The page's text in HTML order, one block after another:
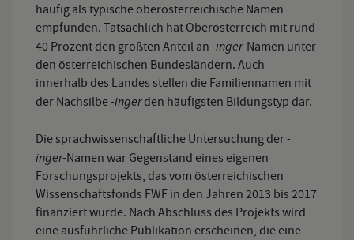
häufig als typische oberösterreichische Namen
empfunden. Tatsächlich hat Oberösterreich mit rund
40 Prozent den größten Anteil an -inger-Namen unter
den österreichischen Bundesländern. Auch
innerhalb des Landes stellen die Familiennamen mit
der Nachsilbe-ingerden häufigsten Bildungstyp dar.
Die sprachwissenschaftliche Untersuchung der-
inger-Namen war Gegenstand eines eigenen
Forschungsprojekts, das vom österreichischen
Wissenschaftsfonds FWF in den Jahren 2013 bis 2017
finanziert wurde. Nach Abschluss des Projekts wird
eine ausführliche Publikation erscheinen, die eine